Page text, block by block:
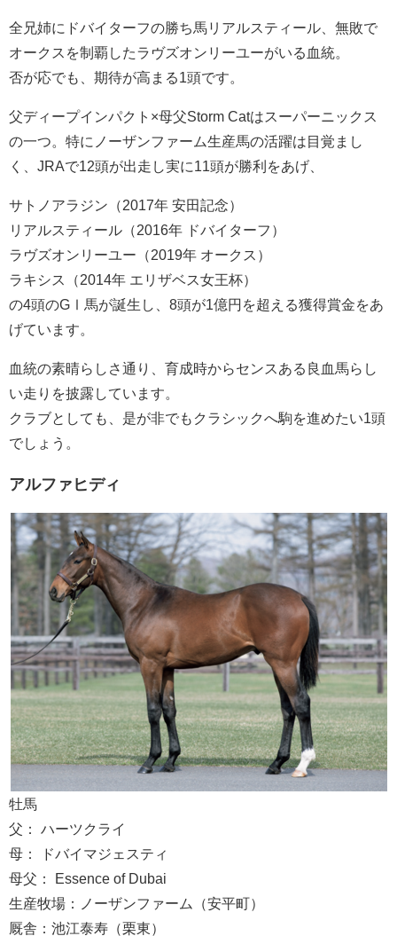
全兄姉にドバイターフの勝ち馬リアルスティール、無敗で
オークスを制覇したラヴズオンリーユーがいる血統。
否が応でも、期待が高まる1頭です。
父ディープインパクト×母父Storm Catはスーパーニックス
の一つ。特にノーザンファーム生産馬の活躍は目覚まし
く、JRAで12頭が出走し実に11頭が勝利をあげ、
サトノアラジン（2017年 安田記念）
リアルスティール（2016年 ドバイターフ）
ラヴズオンリーユー（2019年 オークス）
ラキシス（2014年 エリザベス女王杯）
の4頭のGⅠ馬が誕生し、8頭が1億円を超える獲得賞金をあ
げています。
血統の素晴らしさ通り、育成時からセンスある良血馬らし
い走りを披露しています。
クラブとしても、是が非でもクラシックへ駒を進めたい1頭
でしょう。
アルファヒディ
牡馬
父： ハーツクライ
母： ドバイマジェスティ
母父： Essence of Dubai
生産牧場：ノーザンファーム（安平町）
厩舎：池江泰寿（栗東）